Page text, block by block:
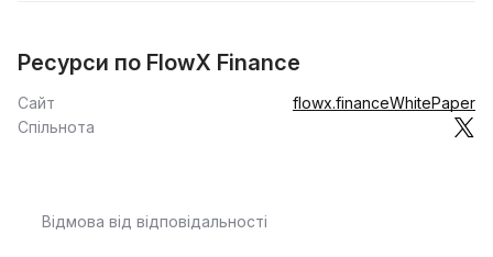
Ресурси по FlowX Finance
Сайт flowx.financeWhitePaper
Спільнота
Відмова від відповідальності